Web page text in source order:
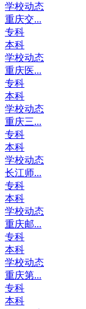
学校动态
重庆交...
专科
本科
学校动态
重庆医...
专科
本科
学校动态
重庆三...
专科
本科
学校动态
长江师...
专科
本科
学校动态
重庆邮...
专科
本科
学校动态
重庆第...
专科
本科